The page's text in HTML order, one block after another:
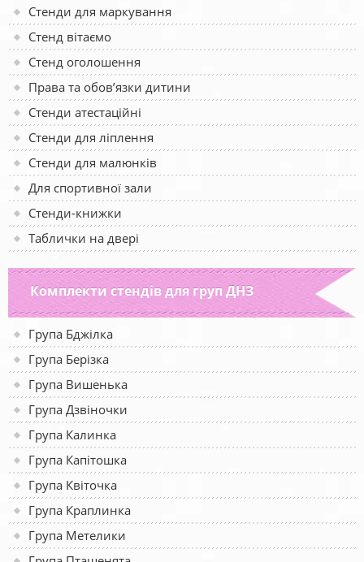
Стенди для маркування
Стенд вітаємо
Стенд оголошення
Права та обов’язки дитини
Стенди атестаційні
Стенди для ліплення
Стенди для малюнків
Для спортивної зали
Стенди-книжки
Таблички на двері
Комплекти стендів для груп ДНЗ
Група Бджілка
Група Берізка
Група Вишенька
Група Дзвіночки
Група Калинка
Група Капітошка
Група Квіточка
Група Краплинка
Група Метелики